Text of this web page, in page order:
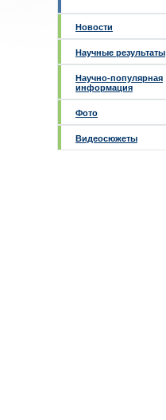
Новости
Научные результаты
Научно-популярная
информация
Фото
Видеосюжеты